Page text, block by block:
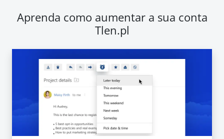
Aprenda como aumentar a sua conta
Tlen.pl